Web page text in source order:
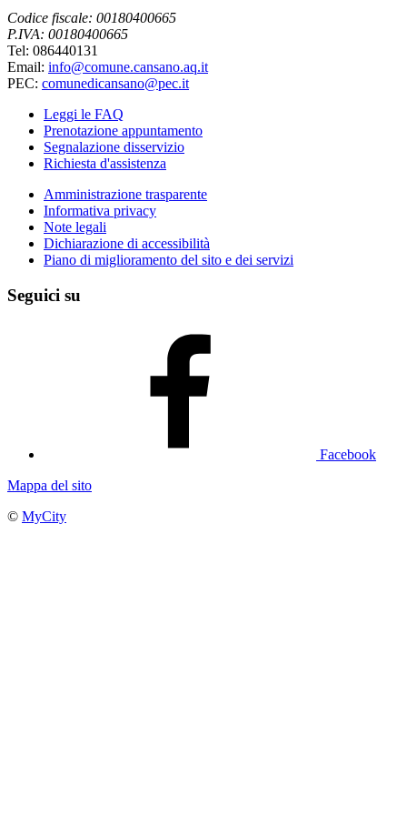
Codice fiscale: 00180400665
P.IVA: 00180400665
Tel: 086440131
Email: info@comune.cansano.aq.it
PEC: comunedicansano@pec.it
Leggi le FAQ
Prenotazione appuntamento
Segnalazione disservizio
Richiesta d'assistenza
Amministrazione trasparente
Informativa privacy
Note legali
Dichiarazione di accessibilità
Piano di miglioramento del sito e dei servizi
Seguici su
Facebook
Mappa del sito
© MyCity